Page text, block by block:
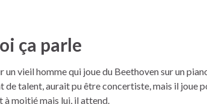
ça parle
un vieil homme qui joue du Beethoven sur un
de talent, aurait pu être concertiste, mais il joue
à moitié mais lui, il attend.